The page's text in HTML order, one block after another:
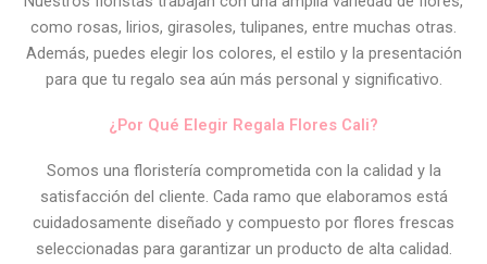
como rosas, lirios, girasoles, tulipanes, entre muchas otras.
Además, puedes elegir los colores, el estilo y la presentación
para que tu regalo sea aún más personal y significativo.
¿Por Qué Elegir Regala Flores Cali?
Somos una floristería comprometida con la calidad y la
satisfacción del cliente. Cada ramo que elaboramos está
cuidadosamente diseñado y compuesto por flores frescas
seleccionadas para garantizar un producto de alta calidad.